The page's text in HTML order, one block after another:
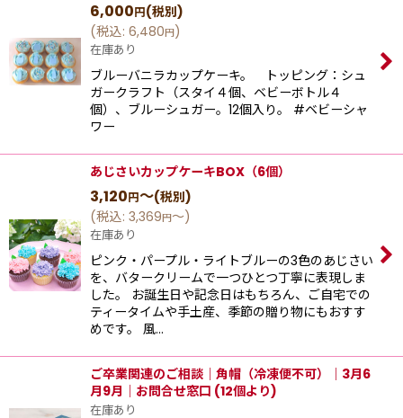
6,000円(税別)
(税込: 6,480円)
在庫あり
ブルーバニラカップケーキ。 トッピング：シュ
ガークラフト（スタイ４個、ベビーボトル４
個）、ブルーシュガー。12個入り。 #ベビーシャ
ワー
あじさいカップケーキBOX（6個）
3,120円～(税別)
(税込: 3,369円～)
在庫あり
ピンク・パープル・ライトブルーの3色のあじさい
を、バタークリームで一つひとつ丁寧に表現しま
した。 お誕生日や記念日はもちろん、ご自宅での
ティータイムや手土産、季節の贈り物にもおすす
めです。 風…
ご卒業関連のご相談｜角帽（冷凍便不可）｜3月6
月9月｜お問合せ窓口 (12個より)
在庫あり